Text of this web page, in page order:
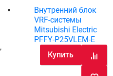
Внутренний блок
VRF-системы
Mitsubishi Electric
PFFY-P25VLEM-E
Купить